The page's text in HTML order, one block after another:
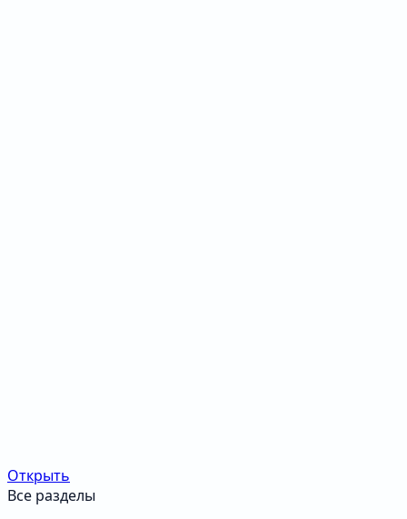
Открыть
Все разделы